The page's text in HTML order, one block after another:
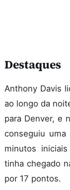
Destaques
Anthony Davis
ao longo da
para Denver, e
conseguiu
minutos
tinha chegado
por 17 pontos.